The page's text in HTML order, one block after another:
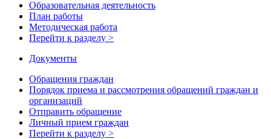
Образовательная деятельность
План работы
Методическая работа
Перейти к разделу >
Документы
Обращения граждан
Порядок приема и рассмотрения обращений граждан и
организаций
Отправить обращение
Личный прием граждан
Перейти к разделу >